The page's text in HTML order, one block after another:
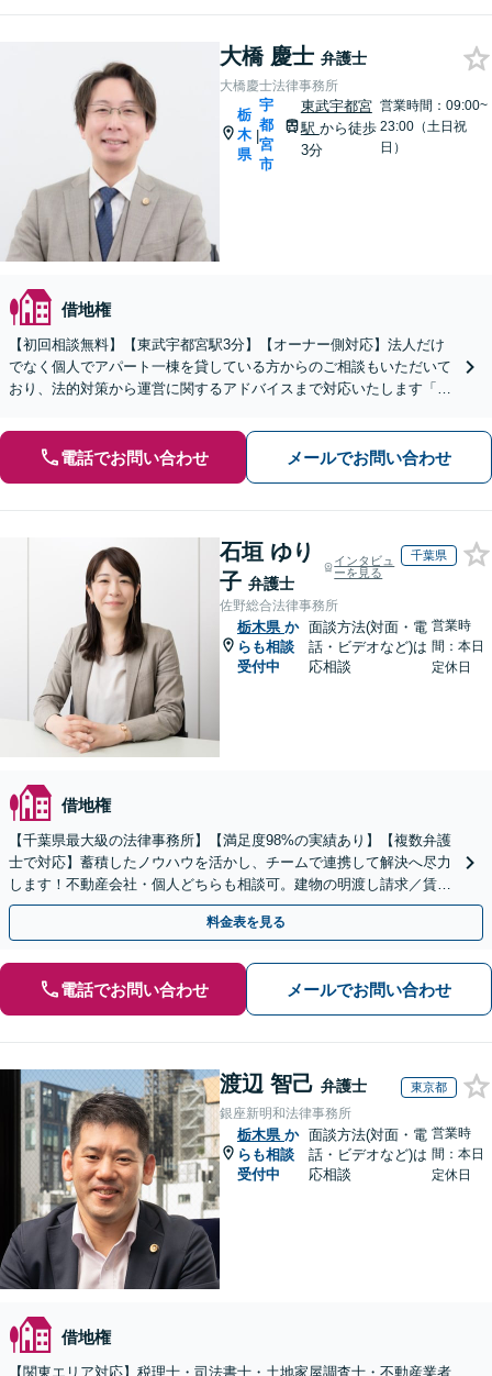
大橋 慶士 弁護士
大橋慶士法律事務所
栃
木
県
|
宇
都
宮
市
東武宇都宮
駅 から徒歩
3分
営業時間：09:00~
23:00（土日祝
日）
借地権
【初回相談無料】【東武宇都宮駅3分】【オーナー側対応】法人だけ
でなく個人でアパート一棟を貸している方からのご相談もいただいて
おり、法的対策から運営に関するアドバイスまで対応いたします「原
電話でお問い合わせ メールでお問い合わせ
石垣 ゆり
子 弁護士
インタビュ
ーを見る
千葉県
佐野総合法律事務所
栃木県 か
らも相談
受付中
面談方法(対面・電
話・ビデオなど)は
応相談
営業時
間：本日
定休日
借地権
【千葉県最大級の法律事務所】【満足度98%の実績あり】【複数弁護
士で対応】蓄積したノウハウを活かし、チームで連携して解決へ尽力
します！不動産会社・個人どちらも相談可。建物の明渡し請求／賃貸
借契約書の作成／離婚の財産分与等【千葉中央駅5分】
料金表を見る
電話でお問い合わせ メールでお問い合わせ
渡辺 智己 弁護士 東京都
銀座新明和法律事務所
栃木県 か
らも相談
受付中
面談方法(対面・電
話・ビデオなど)は
応相談
営業時
間：本日
定休日
借地権
【関東エリア対応】税理士・司法書士・土地家屋調査士・不動産業者